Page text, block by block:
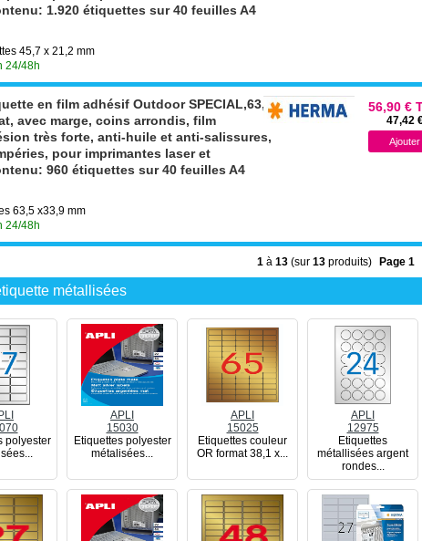
1.920 étiquettes sur 40 feuilles A4
45,7 x 21,2 mm
24/48h
en film adhésif Outdoor SPECIAL,63,5
avec marge, coins arrondis, film
très forte, anti-huile et anti-salissures,
pour imprimantes laser et
960 étiquettes sur 40 feuilles A4
63,5 x33,9 mm
24/48h
56,90 €
47,42
1 à 13 (sur 13 produits) Page 1
métallisées
polyester
APLI
15030
Etiquettes polyester
métalisées...
APLI
15025
Etiquettes couleur
OR format 38,1 x...
APLI
12975
Etiquettes
métallisées argent
rondes...